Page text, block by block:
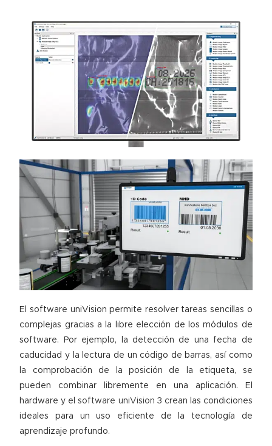
El software uniVision permite resolver tareas sencillas o
complejas gracias a la libre elección de los módulos de
software. Por ejemplo, la detección de una fecha de
caducidad y la lectura de un código de barras, así como
la comprobación de la posición de la etiqueta, se
pueden combinar libremente en una aplicación. El
hardware y elsoftware uniVision 3 crean las condiciones
ideales para un uso eficiente de la tecnología de
aprendizaje profundo.